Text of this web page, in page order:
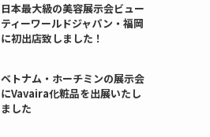
日本最大級の美容展示会ビュー
ティーワールドジャパン・福岡
に初出店致しました！
ベトナム・ホーチミンの展示会
にVavaira化粧品を出展いたし
ました